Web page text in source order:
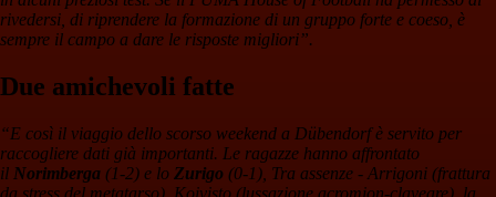
rivedersi, di riprendere la formazione di un gruppo forte e coeso, è
sempre il campo a dare le risposte migliori”.
Due amichevoli fatte
“E così il viaggio dello scorso weekend a Dübendorf è servito per
raccogliere dati già importanti. Le ragazze hanno affrontato
il Norimberga (1-2) e lo Zurigo (0-1), Tra assenze - Arrigoni (frattura
da stress del metatarso), Koivisto (lussazione acromion-claveare), la